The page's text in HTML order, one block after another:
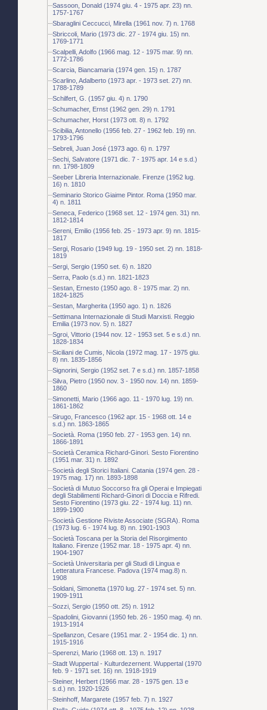
Sassoon, Donald (1974 giu. 4 - 1975 apr. 23) nn.
1757-1767
Sbaraglini Ceccucci, Mirella (1961 nov. 7) n. 1768
Sbriccoli, Mario (1973 dic. 27 - 1974 giu. 15) nn.
1769-1771
Scalpelli, Adolfo (1966 mag. 12 - 1975 mar. 9) nn.
1772-1786
Scarcia, Biancamaria (1974 gen. 15) n. 1787
Scarlino, Adalberto (1973 apr. - 1973 set. 27) nn.
1788-1789
Schilfert, G. (1957 giu. 4) n. 1790
Schumacher, Ernst (1962 gen. 29) n. 1791
Schumacher, Horst (1973 ott. 8) n. 1792
Scibilia, Antonello (1956 feb. 27 - 1962 feb. 19) nn.
1793-1796
Sebreli, Juan José (1973 ago. 6) n. 1797
Sechi, Salvatore (1971 dic. 7 - 1975 apr. 14 e s.d.)
nn. 1798-1809
Seeber Libreria Internazionale. Firenze (1952 lug.
16) n. 1810
Seminario Storico Giaime Pintor. Roma (1950 mar.
4) n. 1811
Seneca, Federico (1968 set. 12 - 1974 gen. 31) nn.
1812-1814
Sereni, Emilio (1956 feb. 25 - 1973 apr. 9) nn. 1815-
1817
Sergi, Rosario (1949 lug. 19 - 1950 set. 2) nn. 1818-
1819
Sergi, Sergio (1950 set. 6) n. 1820
Serra, Paolo (s.d.) nn. 1821-1823
Sestan, Ernesto (1950 ago. 8 - 1975 mar. 2) nn.
1824-1825
Sestan, Margherita (1950 ago. 1) n. 1826
Settimana Internazionale di Studi Marxisti. Reggio
Emilia (1973 nov. 5) n. 1827
Sgroi, Vittorio (1944 nov. 12 - 1953 set. 5 e s.d.) nn.
1828-1834
Siciliani de Cumis, Nicola (1972 mag. 17 - 1975 giu.
8) nn. 1835-1856
Signorini, Sergio (1952 set. 7 e s.d.) nn. 1857-1858
Silva, Pietro (1950 nov. 3 - 1950 nov. 14) nn. 1859-
1860
Simonetti, Mario (1966 ago. 11 - 1970 lug. 19) nn.
1861-1862
Sirugo, Francesco (1962 apr. 15 - 1968 ott. 14 e
s.d.) nn. 1863-1865
Società. Roma (1950 feb. 27 - 1953 gen. 14) nn.
1866-1891
Società Ceramica Richard-Ginori. Sesto Fiorentino
(1951 mar. 31) n. 1892
Società degli Storici Italiani. Catania (1974 gen. 28 -
1975 mag. 17) nn. 1893-1898
Società di Mutuo Soccorso fra gli Operai e Impiegati
degli Stabilimenti Richard-Ginori di Doccia e Rifredi.
Sesto Fiorentino (1973 giu. 22 - 1974 lug. 11) nn.
1899-1900
Società Gestione Riviste Associate (SGRA). Roma
(1973 lug. 6 - 1974 lug. 8) nn. 1901-1903
Società Toscana per la Storia del Risorgimento
Italiano. Firenze (1952 mar. 18 - 1975 apr. 4) nn.
1904-1907
Società Universitaria per gli Studi di Lingua e
Letteratura Francese. Padova (1974 mag.8) n.
1908
Soldani, Simonetta (1970 lug. 27 - 1974 set. 5) nn.
1909-1911
Sozzi, Sergio (1950 ott. 25) n. 1912
Spadolini, Giovanni (1950 feb. 26 - 1950 mag. 4) nn.
1913-1914
Spellanzon, Cesare (1951 mar. 2 - 1954 dic. 1) nn.
1915-1916
Sperenzi, Mario (1968 ott. 13) n. 1917
Stadt Wuppertal - Kulturdezernent. Wuppertal (1970
feb. 9 - 1971 set. 16) nn. 1918-1919
Steiner, Herbert (1966 mar. 28 - 1975 gen. 13 e
s.d.) nn. 1920-1926
Steinhoff, Margarete (1957 feb. 7) n. 1927